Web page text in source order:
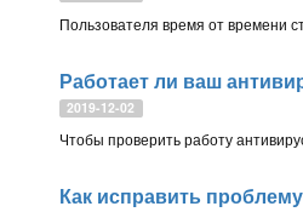
Работает ли ваш
2019-12-02
Как исправить